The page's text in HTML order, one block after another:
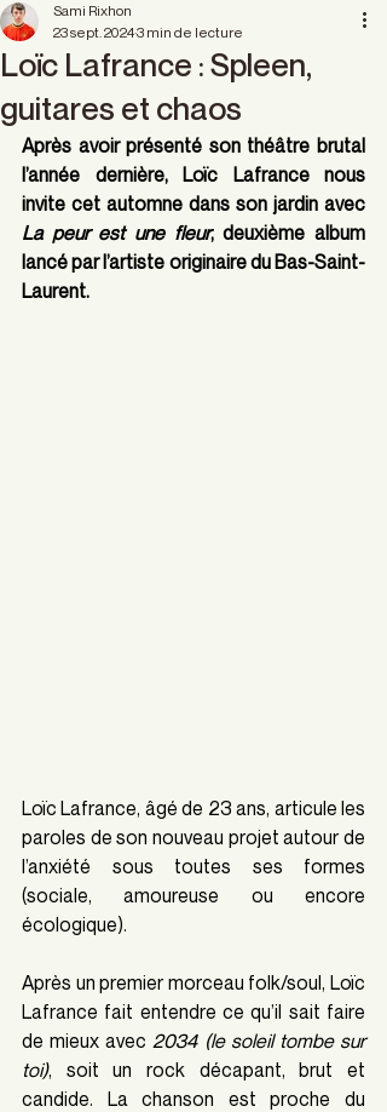
Loïc Lafrance : Spleen,
guitares et chaos
Sami Rixhon
23 sept. 20243 min de lecture
Après avoir présenté son théâtre brutal
l’année dernière, Loïc Lafrance nous
La peur est une fleur, deuxième album
lancé par l’artiste originaire du Bas-Saint-
Laurent.
Loïc Lafrance, âgé de 23 ans, articule les
paroles de son nouveau projet autour de
l’anxiété sous toutes ses formes
(sociale, amoureuse ou encore
écologique).
Après un premier morceau folk/soul, Loïc
Lafrance fait entendre ce qu’il sait faire
de mieux avec 2034 (le soleil tombe sur
toi), soit un rock décapant, brut et
candide. La chanson est proche du